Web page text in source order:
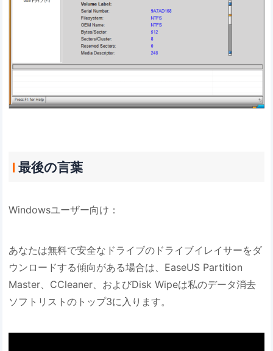
最後の言葉
Windowsユーザー向け：
あなたは無料で安全なドライブのドライブイレイサーをダ
ウンロードする傾向がある場合は、EaseUS Partition
Master、CCleaner、およびDisk Wipeは私のデータ消去
ソフトリストのトップ3に入ります。